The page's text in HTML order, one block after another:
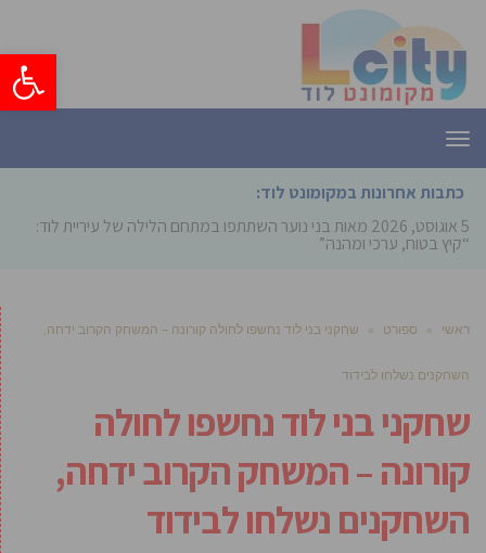
פתח
תפריט
כתבות אחרונות במקומונט לוד:
5 אוגוסט, 2026
מאות בני נוער השתתפו במתחם הלילה של עיריית לוד:
“קיץ בטוח, ערכי ומהנה”
ראשי » ספורט » שחקני בני לוד נחשפו לחולה קורונה – המשחק הקרוב ידחה,
השחקנים נשלחו לבידוד
שחקני בני לוד נחשפו לחולה
קורונה – המשחק הקרוב ידחה,
השחקנים נשלחו לבידוד